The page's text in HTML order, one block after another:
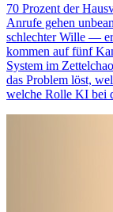
70 Prozent der
Anrufe gehen
schlechter Wille —
kommen auf fünf
System im
das Problem löst,
welche Rolle KI bei